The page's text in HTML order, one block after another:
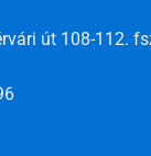
út 108-112.